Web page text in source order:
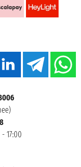
17:00